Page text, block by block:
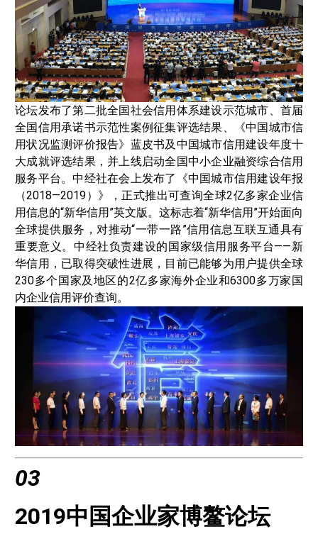
论坛发布了第二批全国社会信用体系建设示范城市、首届
全国信用承诺书示范性案例征集评选结果、《中国城市信
用状况监测评价报告》蓝皮书及中国城市信用建设年度十
大成就评选结果，并上线启动全国中小企业融资综合信用
服务平台。中经社在会上发布了《中国城市信用建设年报
（2018—2019）》，正式推出可查询全球2亿多家企业信
用信息的“新华信用”英文版。这标志着“新华信用”开始面向
全球提供服务，对推动“一带一路”信用信息互联互通具有
重要意义。中经社负责建设的国家级信用服务平台——新
华信用，已取得突破性进展，目前已能够为用户提供全球
230多个国家及地区的2亿多家海外企业和6300多万家国
内企业信用评价查询。
03
2019中国企业家博鳌论坛